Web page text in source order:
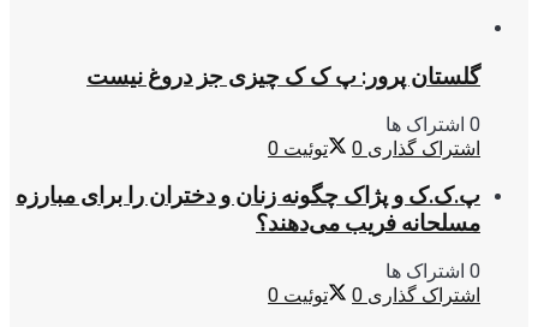
گلستان پرور: پ ک ک چیزی جز دروغ نیست
0 اشتراک ها
اشتراک گذاری 0 توئیت 0
پ.ک.ک و پژاک چگونه زنان و دختران را برای مبارزه
مسلحانه فریب می‌دهند؟
0 اشتراک ها
اشتراک گذاری 0 توئیت 0